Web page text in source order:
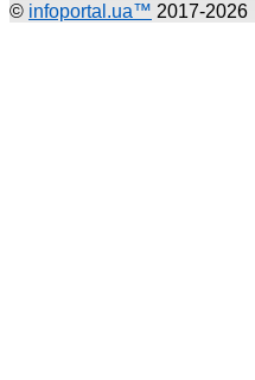
© infoportal.ua™ 2017-2026